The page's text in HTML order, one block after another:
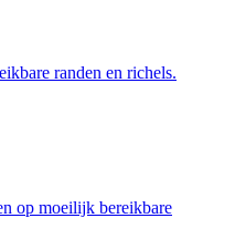
randen en richels.
op moeilijk bereikbare